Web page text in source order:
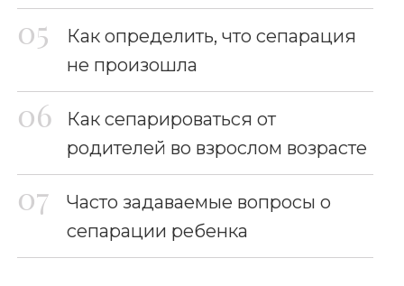
Как определить, что сепарация
не произошла
Как сепарироваться от
родителей во взрослом возрасте
Часто задаваемые вопросы о
сепарации ребенка